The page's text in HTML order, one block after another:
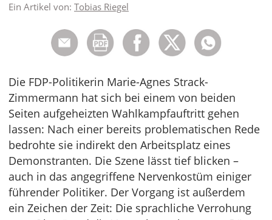
Ein Artikel von: Tobias Riegel
Die FDP-Politikerin Marie-Agnes Strack-
Zimmermann hat sich bei einem von beiden
Seiten aufgeheizten Wahlkampfauftritt gehen
lassen: Nach einer bereits problematischen Rede
bedrohte sie indirekt den Arbeitsplatz eines
Demonstranten. Die Szene lässt tief blicken –
auch in das angegriffene Nervenkostüm einiger
führender Politiker. Der Vorgang ist außerdem
ein Zeichen der Zeit: Die sprachliche Verrohung